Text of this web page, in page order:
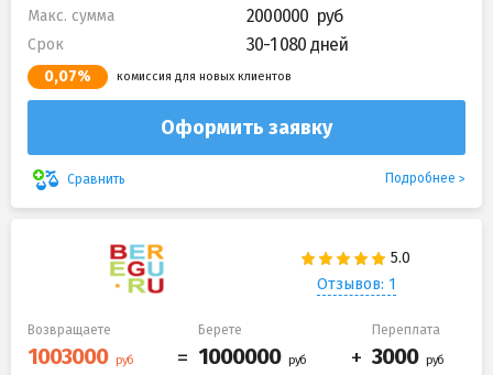
Макс. сумма 2000000
Срок 30-1 080 дней
0,07% комиссия для новых клиентов
Оформить заявку
Сравнить Подробнее
Отзывов: 1
Возвращаете Берете Переплата